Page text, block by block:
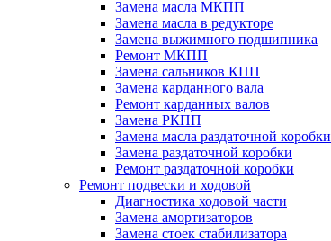
Замена масла МКПП
Замена масла в редукторе
Замена выжимного подшипника
Ремонт МКПП
Замена сальников КПП
Замена карданного вала
Ремонт карданных валов
Замена РКПП
Замена масла раздаточной коробки
Замена раздаточной коробки
Ремонт раздаточной коробки
Ремонт подвески и ходовой
Диагностика ходовой части
Замена амортизаторов
Замена стоек стабилизатора